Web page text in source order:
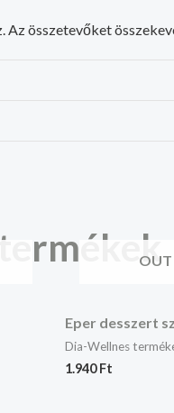
Az összetevőket
OUT
Eper desszert
Dia-Wellnes
1.940Ft